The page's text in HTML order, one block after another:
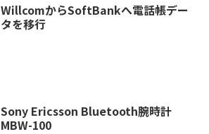
WillcomからSoftBankへ電話帳デー
タを移行
Sony Ericsson Bluetooth腕時計
MBW-100